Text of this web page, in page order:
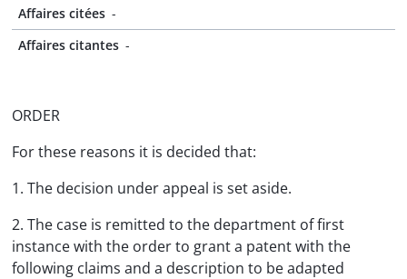
Affaires citées -
Affaires citantes -
ORDER
For these reasons it is decided that:
1. The decision under appeal is set aside.
2. The case is remitted to the department of first
instance with the order to grant a patent with the
following claims and a description to be adapted